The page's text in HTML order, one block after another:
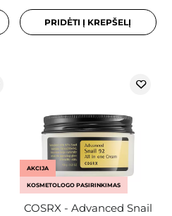
PRIDĖTI Į KREPŠELĮ
AKCIJA
KOSMETOLOGO PASIRINKIMAS
COSRX - Advanced Snail